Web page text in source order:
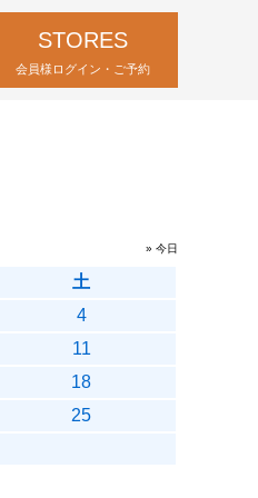
STORES
会員様ログイン・ご予約
» 今日
土
4
11
18
25